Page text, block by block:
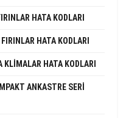
HATA KODLARI
HATA KODLARI
HATA KODLARI
ANKASTRE SERI